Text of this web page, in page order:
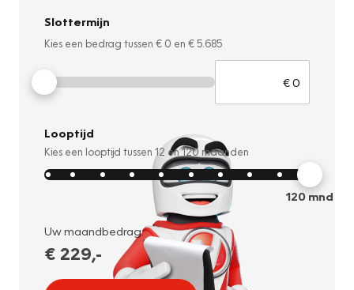
Slottermijn
Kies een bedrag tussen € 0 en € 5.685
Looptijd
Kies een looptijd tussen 12 en120 maanden
120mnd
Uw maandbedrag:
€ 229,-